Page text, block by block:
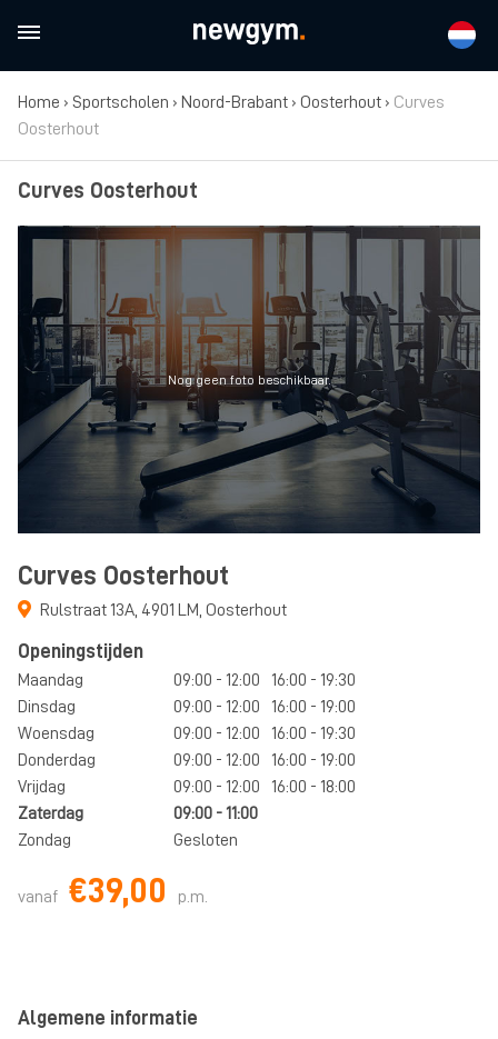
Home › Sportscholen › Noord-Brabant › Oosterhout › Curves
Oosterhout
Curves Oosterhout
Nog geen foto beschikbaar.
Curves Oosterhout
Rulstraat 13A, 4901 LM, Oosterhout
Openingstijden
Maandag 09:00 - 12:00
16:00 - 19:30
Dinsdag
09:00 - 12:00
16:00 - 19:00
Woensdag
09:00 - 12:00
16:00 - 19:30
Donderdag
09:00 - 12:00
16:00 - 19:00
Vrijdag
09:00 - 12:00
16:00 - 18:00
Zaterdag
09:00 - 11:00
Zondag
Gesloten
vanaf €39,00 p.m.
Algemene informatie